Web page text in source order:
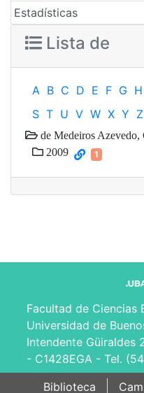
Estadísticas
Lista de
A B C D E F G H
S T U V W X Y Z
de Medeiros Azevedo,
2009 1
Facultad de Ciencias
Universidad de
Intendente Güiraldes
- C1428EGA - Tel.
Biblioteca